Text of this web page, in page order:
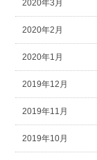
2020年3月
2020年2月
2020年1月
2019年12月
2019年11月
2019年10月